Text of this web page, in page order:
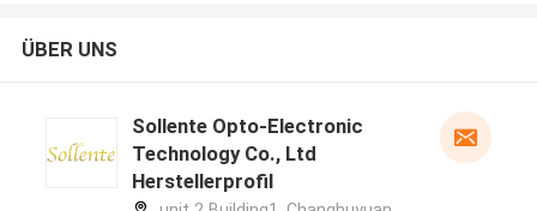
ÜBER UNS
Sollente Opto-Electronic
Technology Co., Ltd
Herstellerprofil